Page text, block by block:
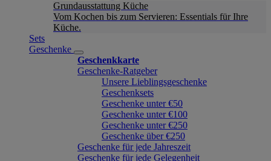
Grundausstattung Küche
Vom Kochen bis zum Servieren: Essentials für Ihre
Küche.
Sets
Geschenke
Geschenkkarte
Geschenke-Ratgeber
Unsere Lieblingsgeschenke
Geschenksets
Geschenke unter €50
Geschenke unter €100
Geschenke unter €250
Geschenke über €250
Geschenke für jede Jahreszeit
Geschenke für jede Gelegenheit